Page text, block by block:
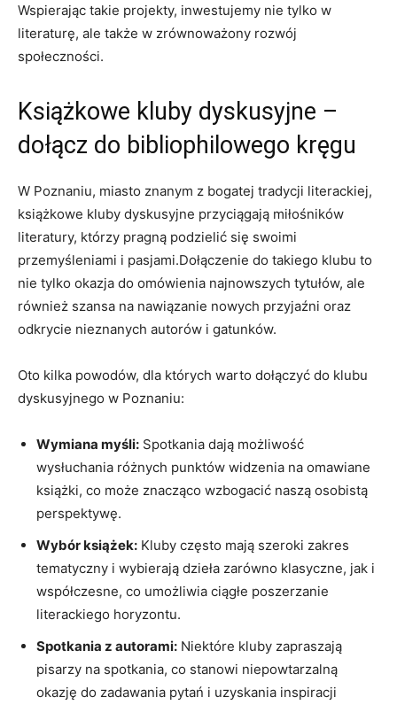
Wspierając takie projekty, inwestujemy nie tylko w
literaturę, ale także w zrównoważony rozwój
społeczności.
Książkowe kluby dyskusyjne –
dołącz do bibliophilowego kręgu
W Poznaniu, miasto znanym z bogatej tradycji literackiej,
książkowe kluby dyskusyjne przyciągają miłośników
literatury, którzy pragną podzielić się swoimi
przemyśleniami i pasjami.Dołączenie do takiego klubu to
nie tylko okazja do omówienia najnowszych tytułów, ale
również szansa na nawiązanie nowych przyjaźni oraz
odkrycie nieznanych autorów i gatunków.
Oto kilka powodów, dla których warto dołączyć do klubu
dyskusyjnego w Poznaniu:
Wymiana myśli: Spotkania dają możliwość
wysłuchania różnych punktów widzenia na omawiane
książki, co może znacząco wzbogacić naszą osobistą
perspektywę.
Wybór książek: Kluby często mają szeroki zakres
tematyczny i wybierają dzieła zarówno klasyczne, jak i
współczesne, co umożliwia ciągłe poszerzanie
literackiego horyzontu.
Spotkania z autorami: Niektóre kluby zapraszają
pisarzy na spotkania, co stanowi niepowtarzalną
okazję do zadawania pytań i uzyskania inspiracji